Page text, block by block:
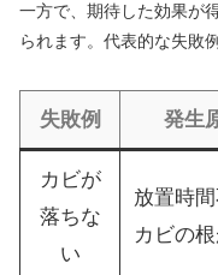
一方で、期待した効果が
られます。代表的な失敗
失敗例 発生
カビが
落ちな
い
放置時間
カビの